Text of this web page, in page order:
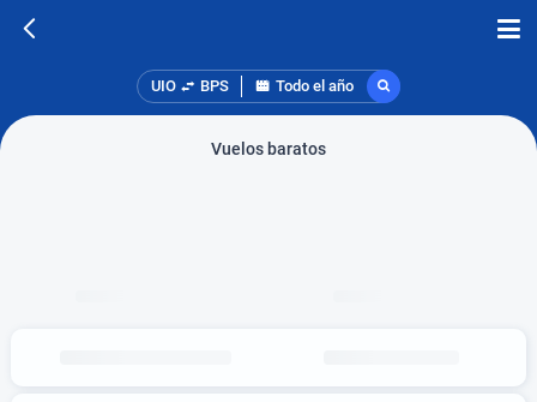
UIO BPS Todo el año
Vuelos baratos